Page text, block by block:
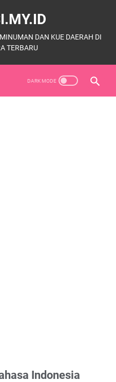
DAN KUE DAERAH DI
TERBARU
Indonesia